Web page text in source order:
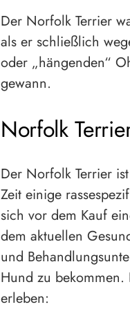
Der Norfolk Terrier
als er schließlich
oder „hängenden“
gewann.
Norfolk
Der Norfolk Terrier
Zeit einige
sich vor dem Kauf
dem aktuellen
und
Hund zu
erleben: